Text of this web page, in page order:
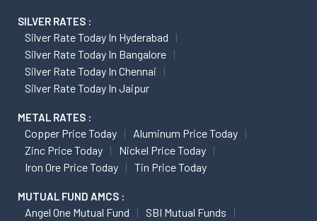
SILVER RATES :
Silver Rate Today In Hyderabad
Silver Rate Today In Bangalore
Silver Rate Today In Chennai
Silver Rate Today In Jaipur
METAL RATES :
Copper Price Today
Aluminum Price Today
Zinc Price Today
Nickel Price Today
Iron Ore Price Today
Tin Price Today
MUTUAL FUND AMCS :
Angel One Mutual Fund
SBI Mutual Funds